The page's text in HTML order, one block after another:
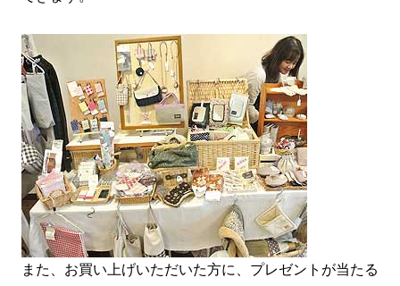
また、お買い上げいただいた方に、プレゼントが当たる